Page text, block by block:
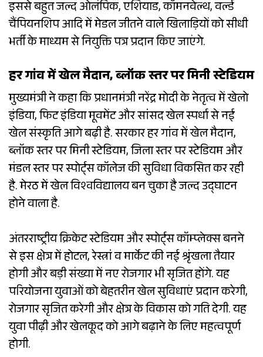
इससे बहुत जल्द ओलंपिक, एशियाड, कॉमनवेल्थ, वर्ल्ड
चैंपियनशिप आदि में मेडल जीतने वाले खिलाड़ियों को सीधी
भर्ती के माध्यम से नियुक्ति पत्र प्रदान किए जाएंगे.
हर गांव में खेल मैदान, ब्लॉक स्तर पर मिनी स्टेडियम
मुख्यमंत्री ने कहा कि प्रधानमंत्री नरेंद्र मोदी के नेतृत्व में खेलो
इंडिया, फिट इंडिया मूवमेंट और सांसद खेल स्पर्धा से नई
खेल संस्कृति आगे बढ़ी है. सरकार हर गांव में खेल मैदान,
ब्लॉक स्तर पर मिनी स्टेडियम, जिला स्तर पर स्टेडियम और
मंडल स्तर पर स्पोर्ट्स कॉलेज की सुविधा विकसित कर रही
है. मेरठ में खेल विश्वविद्यालय बन चुका है जल्द उद्घाटन
होने वाला है.
अंतरराष्ट्रीय क्रिकेट स्टेडियम और स्पोर्ट्स कॉम्प्लेक्स बनने
से इस क्षेत्र में होटल, रेस्त्रां व मार्केट की नई श्रृंखला तैयार
होगी और बड़ी संख्या में नए रोजगार भी सृजित होंगे. यह
परियोजना युवाओं को बेहतरीन खेल सुविधाएं प्रदान करेगी,
रोजगार सृजित करेगी और क्षेत्र के विकास को गति देगी. यह
युवा पीढ़ी और खेलकूद को आगे बढ़ाने के लिए महत्वपूर्ण
होगी.